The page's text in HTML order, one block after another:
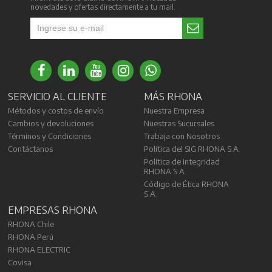
novedades y ofertas directamente a tu mail.
SERVICIO AL CLIENTE
Métodos y costos de envío
Cambios y devoluciones
Términos y Condiciones
Contáctanos
MÁS RHONA
Nuestra Empresa
Nuestras Sucursales
Trabaja con Nosotros
Política del SIG RHONA S.A.
Política de Integridad
RHONA S.A.
Código de Ética RHONA
S.A.
EMPRESAS RHONA
RHONA Chile
RHONA Perú
RHONA ELECTRIC
Covisa